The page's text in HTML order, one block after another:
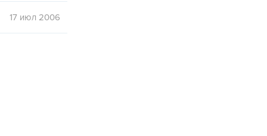
17 июл 2006